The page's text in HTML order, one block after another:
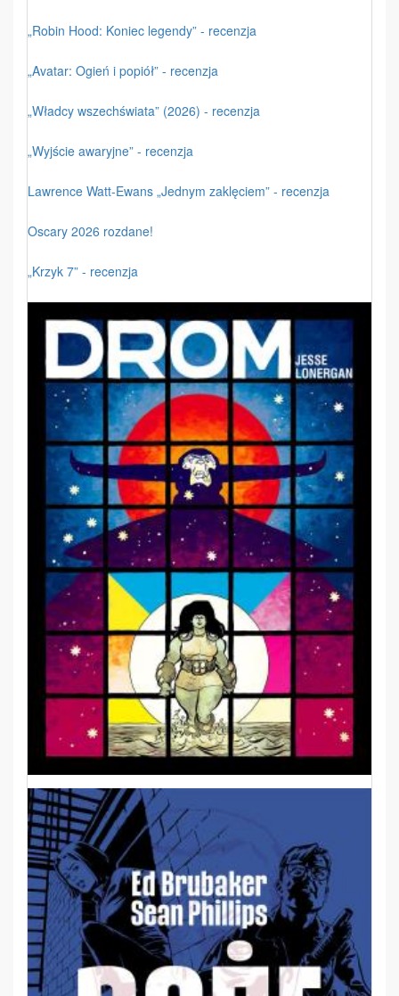
„Robin Hood: Koniec legendy” - recenzja
„Avatar: Ogień i popiół” - recenzja
„Władcy wszechświata” (2026) - recenzja
„Wyjście awaryjne” - recenzja
Lawrence Watt-Ewans „Jednym zaklęciem” - recenzja
Oscary 2026 rozdane!
„Krzyk 7” - recenzja